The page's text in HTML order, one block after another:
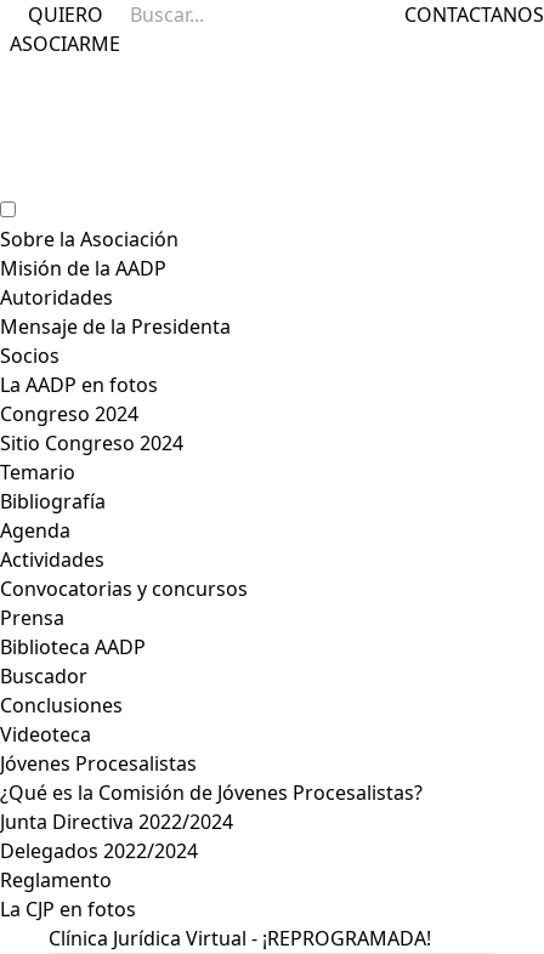
QUIERO
ASOCIARME
CONTACTANOS
Sobre la Asociación
Misión de la AADP
Autoridades
Mensaje de la Presidenta
Socios
La AADP en fotos
Congreso 2024
Sitio Congreso 2024
Temario
Bibliografía
Agenda
Actividades
Convocatorias y concursos
Prensa
Biblioteca AADP
Buscador
Conclusiones
Videoteca
Jóvenes Procesalistas
¿Qué es la Comisión de Jóvenes Procesalistas?
Junta Directiva 2022/2024
Delegados 2022/2024
Reglamento
La CJP en fotos
Clínica Jurídica Virtual - ¡REPROGRAMADA!